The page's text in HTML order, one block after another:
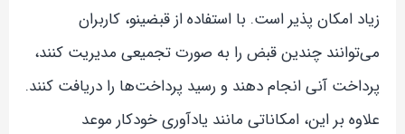
زیاد امکان پذیر است. با استفاده از قبضینو، کاربران
می‌توانند چندین قبض را به صورت تجمیعی مدیریت کنند،
پرداخت آنی انجام دهند و رسید پرداخت‌ها را دریافت کنند.
علاوه بر این، امکاناتی مانند یادآوری خودکار موعد